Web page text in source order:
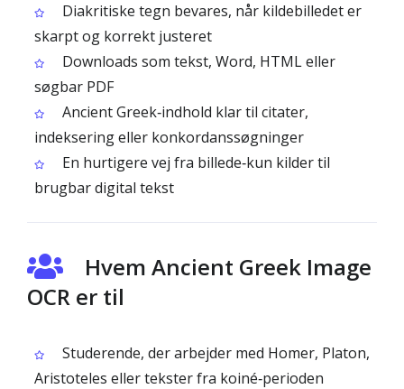
Diakritiske tegn bevares, når kildebilledet er
skarpt og korrekt justeret
Downloads som tekst, Word, HTML eller
søgbar PDF
Ancient Greek‑indhold klar til citater,
indeksering eller konkordanssøgninger
En hurtigere vej fra billede‑kun kilder til
brugbar digital tekst
Hvem Ancient Greek Image
OCR er til
Studerende, der arbejder med Homer, Platon,
Aristoteles eller tekster fra koiné‑perioden